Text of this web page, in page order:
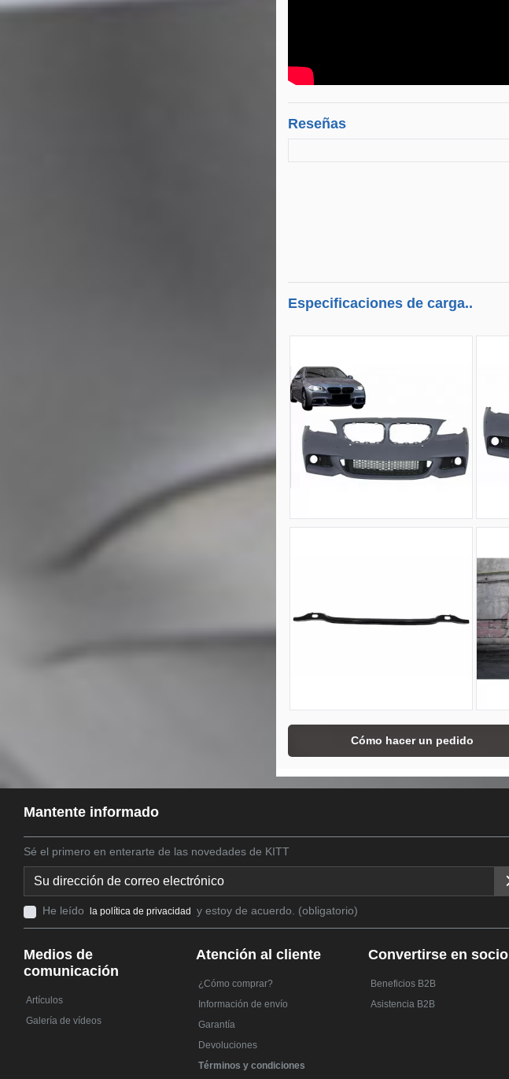
Reseñas
Especificaciones de carga..
Cómo hacer un pedido
Mantente informado
Sé el primero en enterarte de las novedades de KITT
He leído la política de privacidad y estoy de acuerdo. (obligatorio)
Medios de
comunicación
Artículos
Galería de vídeos
Atención al cliente
¿Cómo comprar?
Información de envío
Garantía
Devoluciones
Términos y condiciones
Convertirse en socio
Beneficios B2B
Asistencia B2B